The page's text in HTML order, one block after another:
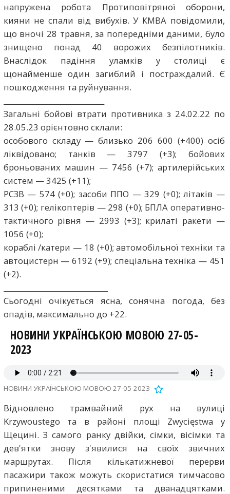
напружена робота Протиповітряної оборони,
кияни не спали від вибухів. У КМВА повідомили,
що вночі 28 травня, за попередніми даними, було
знищено понад 40 ворожих безпілотників.
Внаслідок падіння уламків у столиці є
щонайменше один загиблий і постраждалий. Є
пошкодження та руйнування.
Загальні бойові втрати противника з 24.02.22 по
28.05.23 орієнтовно склали:
особового складу — близько 206 600 (+400) осіб
ліквідовано; танків — 3797 (+3); бойових
броньованих машин — 7456 (+7); артилерійських
систем — 3425 (+11);
РСЗВ — 574 (+0); засоби ППО — 329 (+0); літаків —
313 (+0); гелікоптерів — 298 (+0); БПЛА оперативно-
тактичного рівня — 2993 (+3); крилаті ракети —
1056 (+0);
кораблі /катери — 18 (+0); автомобільної техніки та
автоцистерн — 6192 (+9); спеціальна техніка — 451
(+2).
Сьогодні очікується ясна, сонячна погода, без
опадів, максимально до +22.
НОВИНИ УКРАЇНСЬКОЮ МОВОЮ 27-05-
2023
НОВИНИ УКРАЇНСЬКОЮ МОВОЮ 27-05-2023
Відновлено трамвайний рух на вулиці
Krzywoustego та в районі площі Zwycięstwa у
Щецині. З самого ранку двійки, сімки, вісімки та
дев'ятки знову з'явилися на своїх звичних
маршрутах. Після кількатижневої перерви
пасажири також можуть скористатися тимчасово
припиненими десятками та дванадцятками.